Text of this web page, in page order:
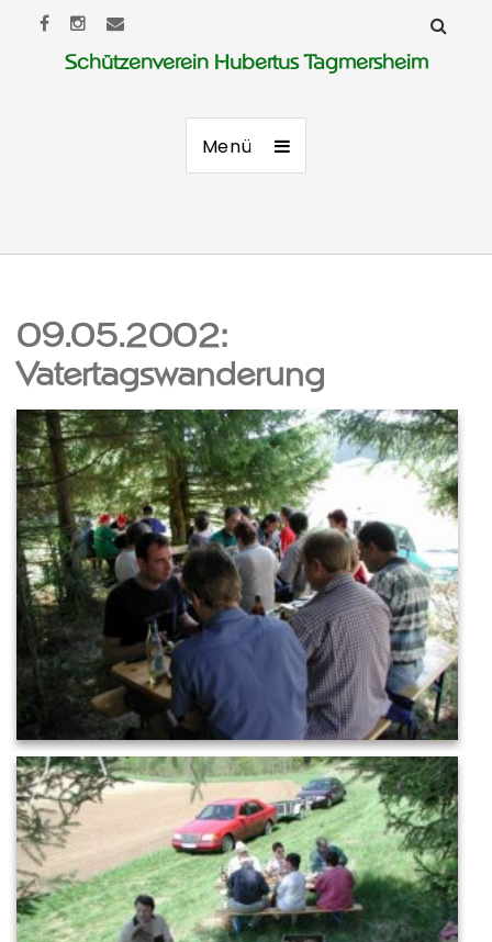
Schützenverein Hubertus Tagmersheim
Menü
09.05.2002:
Vatertagswanderung